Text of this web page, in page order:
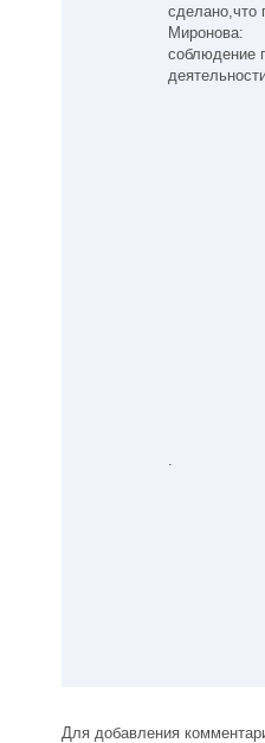
сделано,что
Миронова:
соблюдение
.
Для добавления